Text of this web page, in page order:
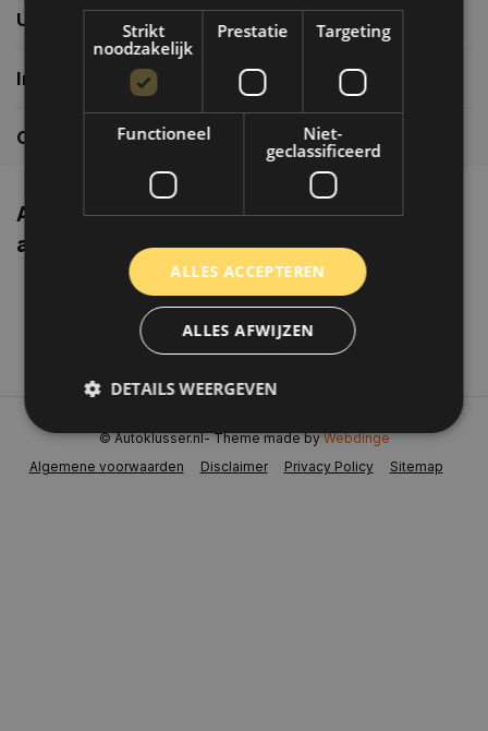
Usefull links
Informatie
Contactgegevens
Altijd de nieuwste producten en
aanbiedingen weten?
Abonneer
Algemene voorwaarden Disclaimer Privacy Policy Sitemap
© Autoklusser.nl- Theme made byWebdinge
Strikt
noodzakelijk
Prestatie Targeting
Functioneel
Niet-
geclassificeerd
ALLES ACCEPTEREN
ALLES AFWIJZEN
DETAILS WEERGEVEN
Strikt noodzakelijk Prestatie
Targeting